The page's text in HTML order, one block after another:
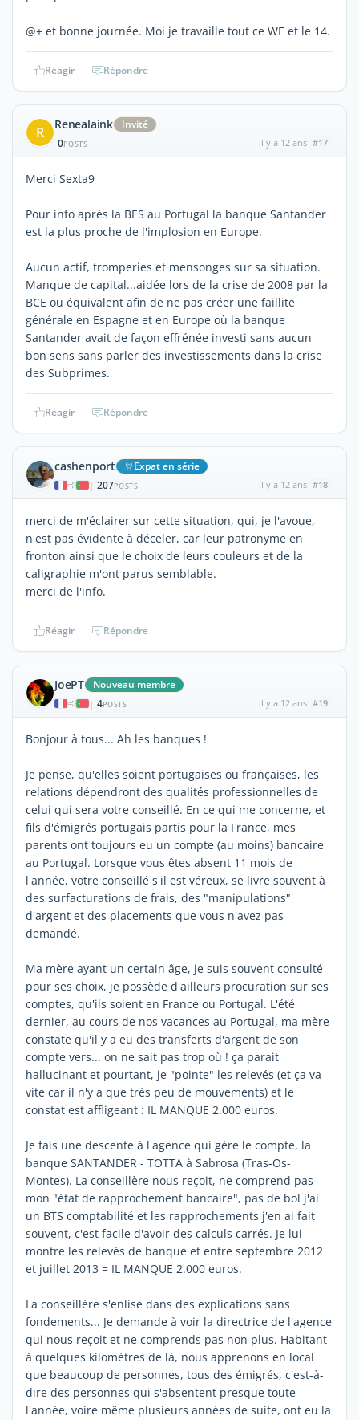
@+ et bonne journée. Moi je travaille tout ce WE et le 14.
Réagir Répondre
R Renealaink
Invité
0POSTS il y a 12 ans #17
Merci Sexta9
Pour info après la BES au Portugal la banque Santander
est la plus proche de l'implosion en Europe.
Aucun actif, tromperies et mensonges sur sa situation.
Manque de capital...aidée lors de la crise de 2008 par la
BCE ou équivalent afin de ne pas créer une faillite
générale en Espagne et en Europe où la banque
Santander avait de façon effrénée investi sans aucun
bon sens sans parler des investissements dans la crise
des Subprimes.
Réagir Répondre
cashenport Expat en série
| 207POSTS il y a 12 ans #18
merci de m'éclairer sur cette situation, qui, je l'avoue,
n'est pas évidente à déceler, car leur patronyme en
fronton ainsi que le choix de leurs couleurs et de la
caligraphie m'ont parus semblable.
merci de l'info.
Réagir Répondre
JoePT Nouveau membre
| 4POSTS il y a 12 ans #19
Bonjour à tous... Ah les banques !
Je pense, qu'elles soient portugaises ou françaises, les
relations dépendront des qualités professionnelles de
celui qui sera votre conseillé. En ce qui me concerne, et
fils d'émigrés portugais partis pour la France, mes
parents ont toujours eu un compte (au moins) bancaire
au Portugal. Lorsque vous êtes absent 11 mois de
l'année, votre conseillé s'il est véreux, se livre souvent à
des surfacturations de frais, des "manipulations"
d'argent et des placements que vous n'avez pas
demandé.
Ma mère ayant un certain âge, je suis souvent consulté
pour ses choix, je possède d'ailleurs procuration sur ses
comptes, qu'ils soient en France ou Portugal. L'été
dernier, au cours de nos vacances au Portugal, ma mère
constate qu'il y a eu des transferts d'argent de son
compte vers... on ne sait pas trop où ! ça parait
hallucinant et pourtant, je "pointe" les relevés (et ça va
vite car il n'y a que très peu de mouvements) et le
constat est affligeant : IL MANQUE 2.000 euros.
Je fais une descente à l'agence qui gère le compte, la
banque SANTANDER - TOTTA à Sabrosa (Tras-Os-
Montes). La conseillère nous reçoit, ne comprend pas
mon "état de rapprochement bancaire", pas de bol j'ai
un BTS comptabilité et les rapprochements j'en ai fait
souvent, c'est facile d'avoir des calculs carrés. Je lui
montre les relevés de banque et entre septembre 2012
et juillet 2013 = IL MANQUE 2.000 euros.
La conseillère s'enlise dans des explications sans
fondements... Je demande à voir la directrice de l'agence
qui nous reçoit et ne comprends pas non plus. Habitant
à quelques kilomètres de là, nous apprenons en local
que beaucoup de personnes, tous des émigrés, c'est-à-
dire des personnes qui s'absentent presque toute
l'année, voire même plusieurs années de suite, ont eu la